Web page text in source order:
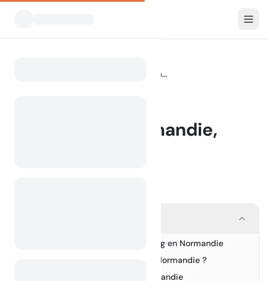
Camping en Normandie, France
Camping en Normandie,
Découvrez le charme du camping en Normandie
Pourquoi choisir le camping en Normandie ?
Les meilleurs campings en Normandie